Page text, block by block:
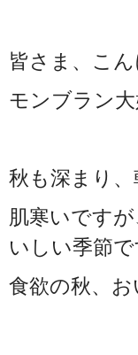
皆さま、こん
モンブラン大
秋も深まり
肌寒いです
いしい季節で
食欲の秋、